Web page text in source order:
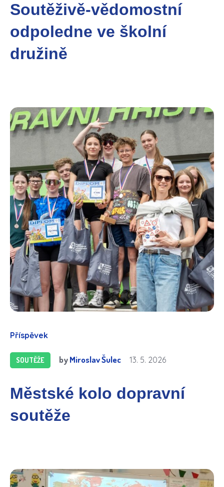
Soutěživě-vědomostní
odpoledne ve školní
družině
Příspěvek
SOUTĚŽE byMiroslav Šulec 13. 5. 2026
Městské kolo dopravní
soutěže